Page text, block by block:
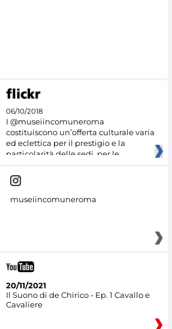
06/10/2018
I @museiincomuneroma
costituiscono un’offerta culturale varia
ed eclettica per il prestigio e la
particolarità delle sedi, per le
museiincomuneroma
20/11/2021
Il Suono di de Chirico - Ep. 1 Cavallo e
Cavaliere